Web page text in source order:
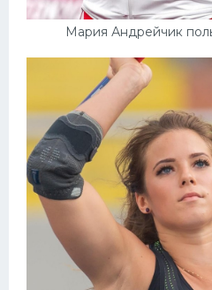
Мария Андрейчик
Тренажеры
Интерьер квартиры